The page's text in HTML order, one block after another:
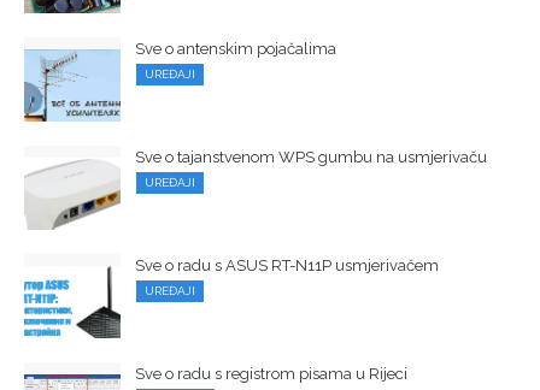
Sve o antenskim pojačalima
UREĐAJI
Sve o tajanstvenom WPS gumbu na usmjerivaču
UREĐAJI
Sve o radu s ASUS RT-N11P usmjerivačem
UREĐAJI
Sve o radu s registrom pisama u Rijeci